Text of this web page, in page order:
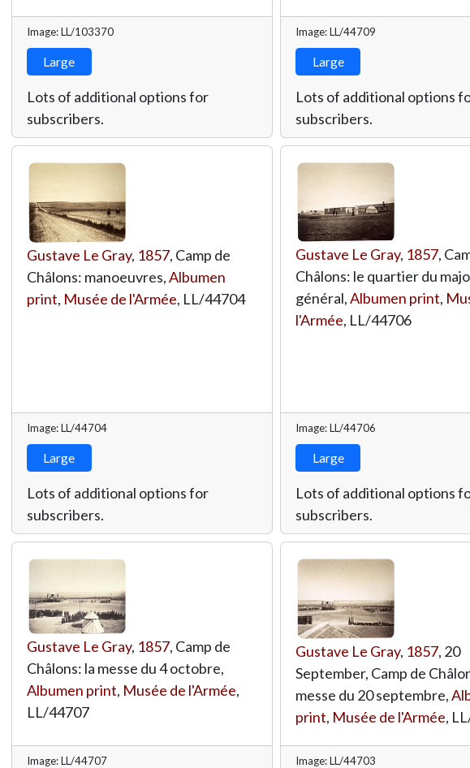
Image: LL/103370
Large
Lots of additional options for
subscribers.
Image: LL/44709
Large
Lots of additional options
subscribers.
Gustave Le Gray, 1857, Camp de
Châlons: manoeuvres,Albumen
print, Musée de l'Armée, LL/44704
Image: LL/44704
Large
Lots of additional options for
subscribers.
Gustave Le Gray, 1857,
Châlons: le quartier du
général,Albumen print,
l'Armée, LL/44706
Image: LL/44706
Large
Lots of additional options
subscribers.
Gustave Le Gray, 1857, Camp de
Châlons: la messe du 4 octobre,
Albumen print, Musée de l'Armée,
LL/44707
Image: LL/44707
Gustave Le Gray, 1857, 20
September, Camp de
messe du 20 septembre,
print, Musée de l'Armée,
Image: LL/44703